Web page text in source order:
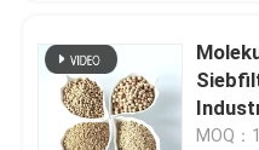
MOQ